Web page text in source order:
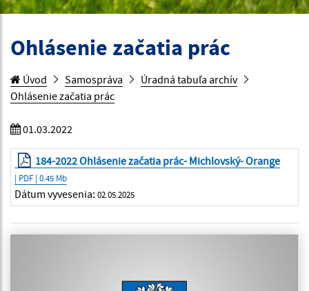
Ohlásenie začatia prác
Úvod Samospráva
Úradná tabuľa archív
Ohlásenie začatia prác
01.03.2022
184-2022 Ohlásenie začatia prác- Michlovský- Orange
| PDF | 0.45 Mb
Dátum vyvesenia: 02.05.2025